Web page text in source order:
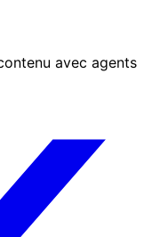
avec agents